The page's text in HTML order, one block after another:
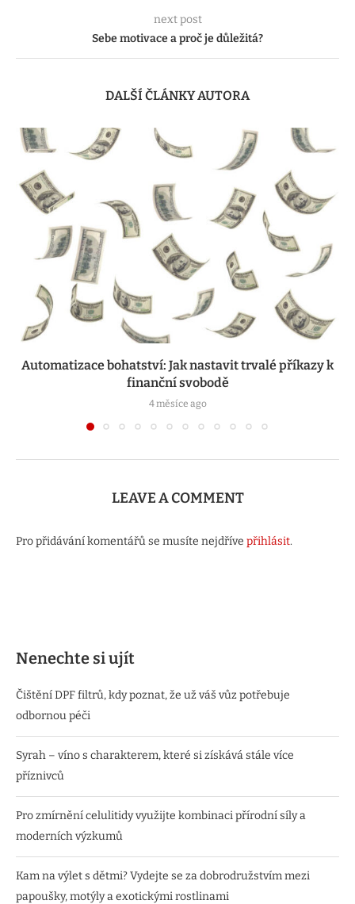
next post
Sebe motivace a proč je důležitá?
DALŠÍ ČLÁNKY AUTORA
Automatizace bohatství: Jak nastavit trvalé příkazy k
finanční svobodě
4 měsíce ago
LEAVE A COMMENT
Pro přidávání komentářů se musíte nejdříve přihlásit.
Nenechte si ujít
Čištění DPF filtrů, kdy poznat, že už váš vůz potřebuje
odbornou péči
Syrah – víno s charakterem, které si získává stále více
příznivců
Pro zmírnění celulitidy využijte kombinaci přírodní síly a
moderních výzkumů
Kam na výlet s dětmi? Vydejte se za dobrodružstvím mezi
papoušky, motýly a exotickými rostlinami